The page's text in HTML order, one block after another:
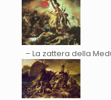
– La zattera della